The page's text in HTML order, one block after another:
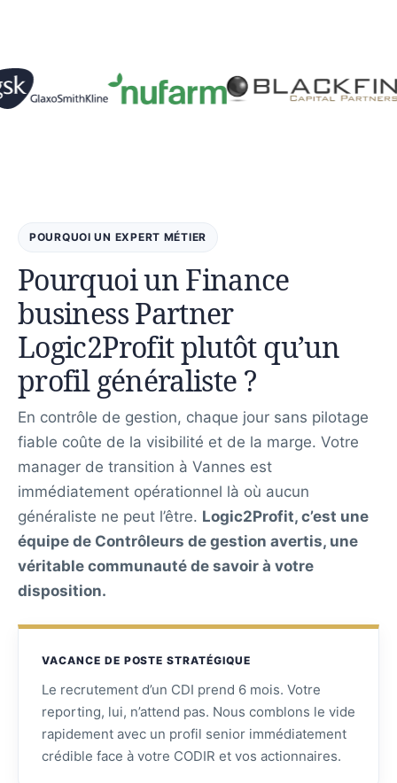
POURQUOI UN EXPERT MÉTIER
Pourquoi un Finance
business Partner
Logic2Profit plutôt qu’un
profil généraliste ?
En contrôle de gestion, chaque jour sans pilotage
fiable coûte de la visibilité et de la marge. Votre
manager de transition à Vannes est
immédiatement opérationnel là où aucun
généraliste ne peut l’être. Logic2Profit, c’est une
équipe de Contrôleurs de gestion avertis, une
véritable communauté de savoir à votre
disposition.
VACANCE DE POSTE STRATÉGIQUE
Le recrutement d’un CDI prend 6 mois. Votre
reporting, lui, n’attend pas. Nous comblons le vide
rapidement avec un profil senior immédiatement
crédible face à votre CODIR et vos actionnaires.